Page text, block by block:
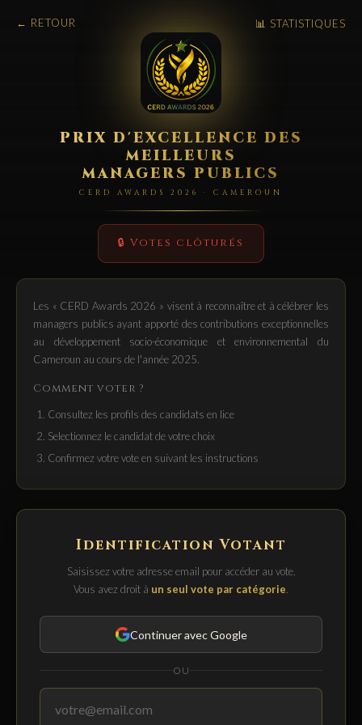
← RETOUR 📊 STATISTIQUES
PRIX D'EXCELLENCE DES
MEILLEURS
MANAGERS PUBLICS
CERD AWARDS 2026 · CAMEROUN
🔒 Votes clôturés
Les « CERD Awards 2026 » visent à reconnaître et à célébrer les
managers publics ayant apporté des contributions exceptionnelles
au développement socio-économique et environnemental du
Cameroun au cours de l'année 2025.
Comment voter ?
Consultez les profils des candidats en lice
Selectionnez le candidat de votre choix
Confirmez votre vote en suivant les instructions
Identification Votant
Saisissez votre adresse email pour accéder au vote.
Vous avez droit à un seul vote par catégorie
Continuer avec Google
OU